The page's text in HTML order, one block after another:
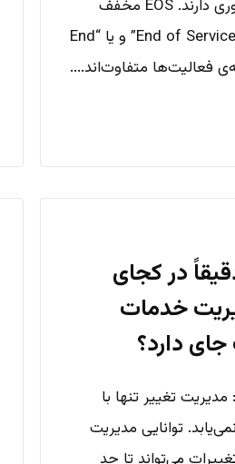
متمایزی در صنعت فناوری دارند. EOS مخفف
“End of Support” یا “End of Service” و یا “End
در کجای
خدمات
دارد؟
تغییر تنها با
توانایی مدیریت